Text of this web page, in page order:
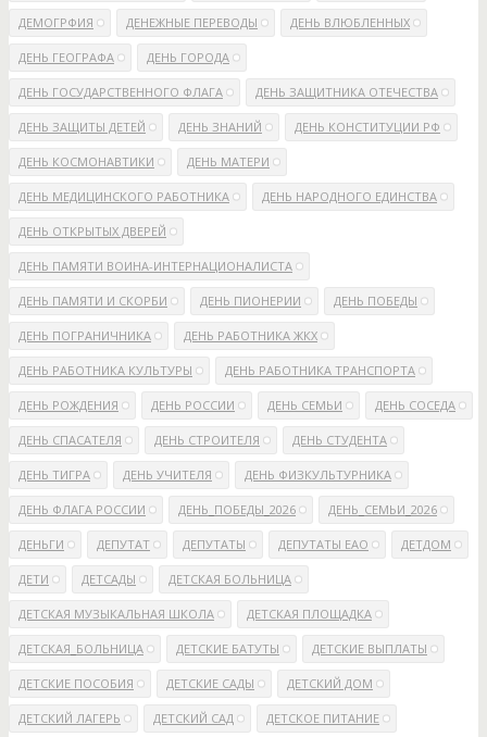
ДЕМОГРФИЯ ДЕНЕЖНЫЕ ПЕРЕВОДЫ ДЕНЬ ВЛЮБЛЕННЫХ
ДЕНЬ ГЕОГРАФА ДЕНЬ ГОРОДА
ДЕНЬ ГОСУДАРСТВЕННОГО ФЛАГА ДЕНЬ ЗАЩИТНИКА ОТЕЧЕСТВА
ДЕНЬ ЗАЩИТЫ ДЕТЕЙ ДЕНЬ ЗНАНИЙ ДЕНЬ КОНСТИТУЦИИ РФ
ДЕНЬ КОСМОНАВТИКИ ДЕНЬ МАТЕРИ
ДЕНЬ МЕДИЦИНСКОГО РАБОТНИКА ДЕНЬ НАРОДНОГО ЕДИНСТВА
ДЕНЬ ОТКРЫТЫХ ДВЕРЕЙ
ДЕНЬ ПАМЯТИ ВОИНА-ИНТЕРНАЦИОНАЛИСТА
ДЕНЬ ПАМЯТИ И СКОРБИ ДЕНЬ ПИОНЕРИИ ДЕНЬ ПОБЕДЫ
ДЕНЬ ПОГРАНИЧНИКА ДЕНЬ РАБОТНИКА ЖКХ
ДЕНЬ РАБОТНИКА КУЛЬТУРЫ ДЕНЬ РАБОТНИКА ТРАНСПОРТА
ДЕНЬ РОЖДЕНИЯ ДЕНЬ РОССИИ ДЕНЬ СЕМЬИ ДЕНЬ СОСЕДА
ДЕНЬ СПАСАТЕЛЯ ДЕНЬ СТРОИТЕЛЯ ДЕНЬ СТУДЕНТА
ДЕНЬ ТИГРА ДЕНЬ УЧИТЕЛЯ ДЕНЬ ФИЗКУЛЬТУРНИКА
ДЕНЬ ФЛАГА РОССИИ ДЕНЬ_ПОБЕДЫ_2026 ДЕНЬ_СЕМЬИ_2026
ДЕНЬГИ ДЕПУТАТ ДЕПУТАТЫ ДЕПУТАТЫ ЕАО ДЕТДОМ
ДЕТИ ДЕТСАДЫ ДЕТСКАЯ БОЛЬНИЦА
ДЕТСКАЯ МУЗЫКАЛЬНАЯ ШКОЛА ДЕТСКАЯ ПЛОЩАДКА
ДЕТСКАЯ_БОЛЬНИЦА ДЕТСКИЕ БАТУТЫ ДЕТСКИЕ ВЫПЛАТЫ
ДЕТСКИЕ ПОСОБИЯ ДЕТСКИЕ САДЫ ДЕТСКИЙ ДОМ
ДЕТСКИЙ ЛАГЕРЬ ДЕТСКИЙ САД ДЕТСКОЕ ПИТАНИЕ